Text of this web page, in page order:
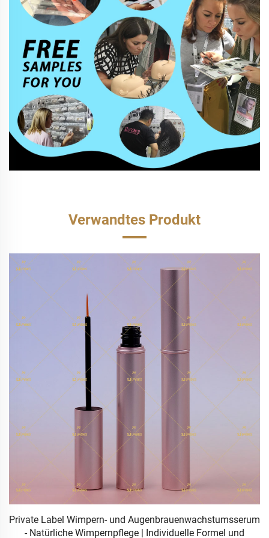
Verwandtes Produkt
Private Label Wimpern- und Augenbrauenwachstumsserum
- Natürliche Wimpernpflege | Individuelle Formel und